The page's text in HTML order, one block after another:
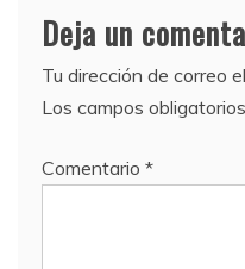
Deja un
Tu dirección de correo
Los campos
Comentario *